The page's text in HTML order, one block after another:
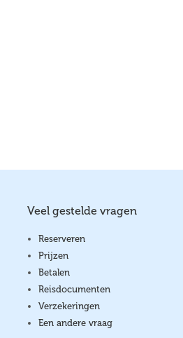
Veel gestelde vragen
Reserveren
Prijzen
Betalen
Reisdocumenten
Verzekeringen
Een andere vraag